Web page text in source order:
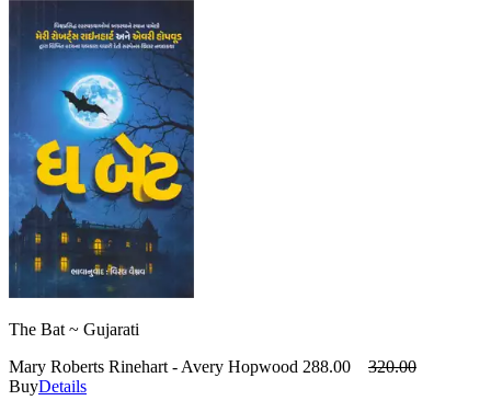
The Bat ~ Gujarati
Mary Roberts Rinehart - Avery Hopwood 288.00
320.00
BuyDetails